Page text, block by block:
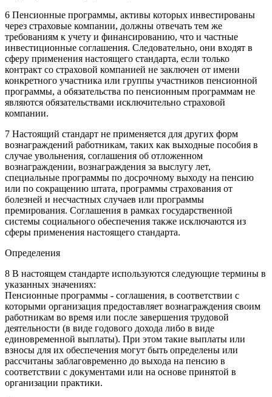
6 Пенсионные программы, активы которых инвестированы
через страховые компании, должны отвечать тем же
требованиям к учету и финансированию, что и частные
инвестиционные соглашения. Следовательно, они входят в
сферу применения настоящего стандарта, если только
контракт со страховой компанией не заключен от имени
конкретного участника или группы участников пенсионной
программы, а обязательства по пенсионным программам не
являются обязательствами исключительно страховой
компании.
7 Настоящий стандарт не применяется для других форм
вознаграждений работникам, таких как выходные пособия в
случае увольнения, соглашения об отложенном
вознаграждении, вознаграждения за выслугу лет,
специальные программы по досрочному выходу на пенсию
или по сокращению штата, программы страхования от
болезней и несчастных случаев или программы
премирования. Соглашения в рамках государственной
системы социального обеспечения также исключаются из
сферы применения настоящего стандарта.
Определения
8 В настоящем стандарте используются следующие термины в
указанных значениях:
Пенсионные программы - соглашения, в соответствии с
которыми организация предоставляет вознаграждения своим
работникам во время или после завершения трудовой
деятельности (в виде годового дохода либо в виде
единовременной выплаты). При этом такие выплаты или
взносы для их обеспечения могут быть определены или
рассчитаны заблаговременно до выхода на пенсию в
соответствии с документами или на основе принятой в
организации практики.